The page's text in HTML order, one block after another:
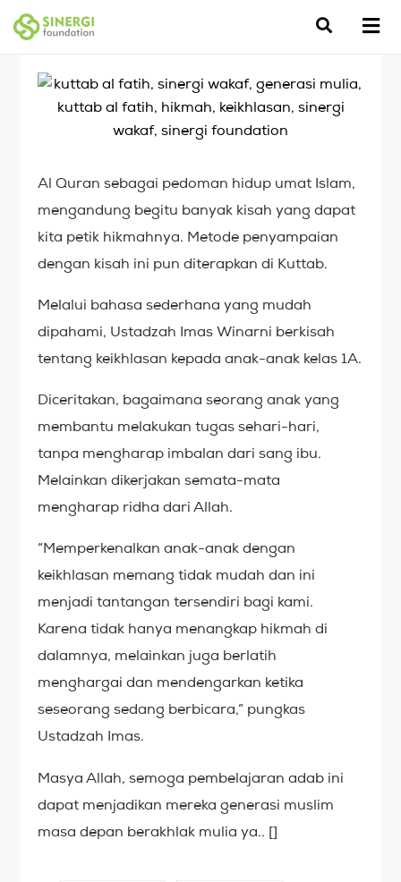
Al Quran sebagai pedoman hidup umat Islam,
mengandung begitu banyak kisah yang dapat
kita petik hikmahnya. Metode penyampaian
dengan kisah ini pun diterapkan di Kuttab.
Melalui bahasa sederhana yang mudah
dipahami, Ustadzah Imas Winarni berkisah
tentang keikhlasan kepada anak-anak kelas 1A.
Diceritakan, bagaimana seorang anak yang
membantu melakukan tugas sehari-hari,
tanpa mengharap imbalan dari sang ibu.
Melainkan dikerjakan semata-mata
mengharap ridha dari Allah.
“Memperkenalkan anak-anak dengan
keikhlasan memang tidak mudah dan ini
menjadi tantangan tersendiri bagi kami.
Karena tidak hanya menangkap hikmah di
dalamnya, melainkan juga berlatih
menghargai dan mendengarkan ketika
seseorang sedang berbicara,” pungkas
Ustadzah Imas.
Masya Allah, semoga pembelajaran adab ini
dapat menjadikan mereka generasi muslim
masa depan berakhlak mulia ya.. []